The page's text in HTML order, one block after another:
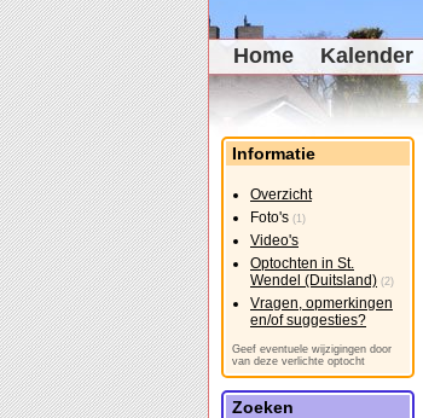
Home Kalender
Informatie
Overzicht
Foto's (1)
Video's
Optochten in St.
Wendel (Duitsland) (2)
Vragen, opmerkingen
en/of suggesties?
Geef eventuele wijzigingen door
van deze verlichte optocht
Zoeken